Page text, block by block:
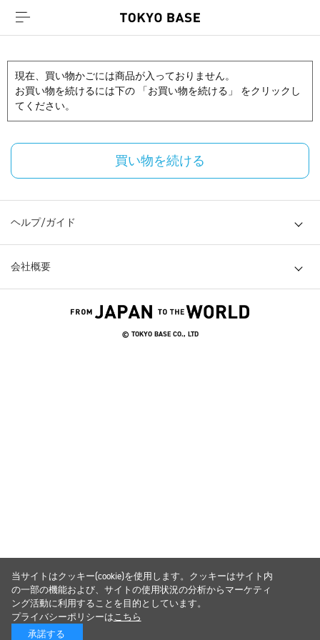
現在、買い物かごには商品が入っておりません。
お買い物を続けるには下の 「お買い物を続ける」 をクリックし
てください。
買い物を続ける
ヘルプ/ガイド
会社概要
© TOKYO BASE CO., LTD
当サイトはクッキー(cookie)を使用します。クッキーはサイト内
の一部の機能および、サイトの使用状況の分析からマーケティ
ング活動に利用することを目的としています。
プライバシーポリシーはこちら
承諾する